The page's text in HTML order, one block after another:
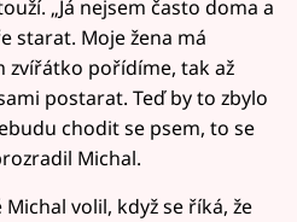
„Já nejsem často doma a
starat. Moje žena má
zvířátko pořídíme, tak až
postarat. Teď by to zbylo
chodit se psem, to se
Michal.
volil, když se říká, že